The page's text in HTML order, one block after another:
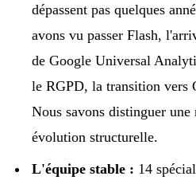
dépassent pas quelques
avons vu passer Flash,
de Google Universal
le RGPD, la transition
Nous savons distinguer une
évolution structurelle.
L'équipe stable : 14